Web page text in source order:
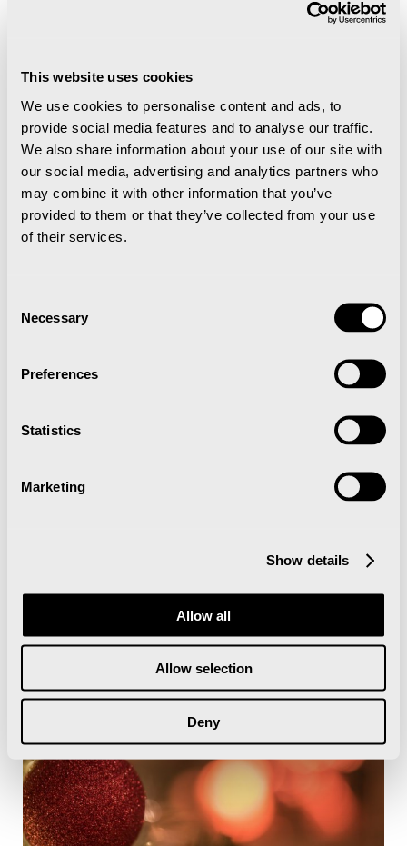
This website uses cookies
We use cookies to personalise content and ads, to
provide social media features and to analyse our traffic.
We also share information about your use of our site with
our social media, advertising and analytics partners who
may combine it with other information that you’ve
provided to them or that they’ve collected from your use
of their services.
Selection
Necessary
Preferences
Statistics
Marketing
Show details
Allow all
Allow selection
Deny
Flere arrangementer
Konsert Mia Ekeblad Restaurant
Polfareren
Juledekorasjon med stemningsfull